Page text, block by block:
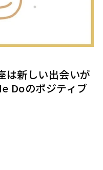
は新しい出会いが
Doのポジティブ